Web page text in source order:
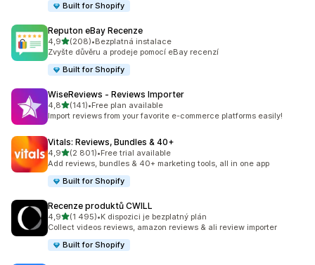
Built for Shopify
Reputon eBay Recenze
4,9z 5 hvězd
(208)
Celkový počet recenzí: 208
•Bezplatná instalace
Zvyšte důvěru a prodeje pomocí eBay recenzí
Built for Shopify
WiseReviews ‑ Reviews Importer
4,8z 5 hvězd
(141)
Celkový počet recenzí: 141
•Free plan available
Import reviews from your favorite e-commerce platforms easily!
Vitals: Reviews, Bundles & 40+
4,9z 5 hvězd
(2 801)
Celkový počet recenzí: 2801
•Free trial available
Add reviews, bundles & 40+ marketing tools, all in one app
Built for Shopify
Recenze produktů CWILL
4,9z 5 hvězd
(1 495)
Celkový počet recenzí: 1495
•K dispozici je bezplatný plán
Collect videos reviews, amazon reviews & ali review importer
Built for Shopify